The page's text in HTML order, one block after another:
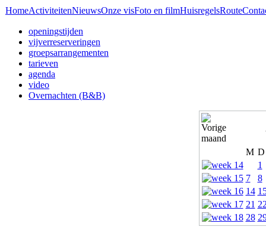
HomeActiviteitenNieuwsOnze visFoto en filmHuisregelsRoute
openingstijden
vijverreserveringen
groepsarrangementen
tarieven
agenda
video
Overnachten (B&B)
M D
1
7
8
14
21
28